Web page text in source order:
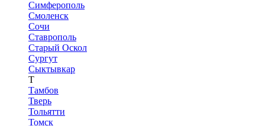
Симферополь
Смоленск
Сочи
Ставрополь
Старый Оскол
Сургут
Сыктывкар
Т
Тамбов
Тверь
Тольятти
Томск